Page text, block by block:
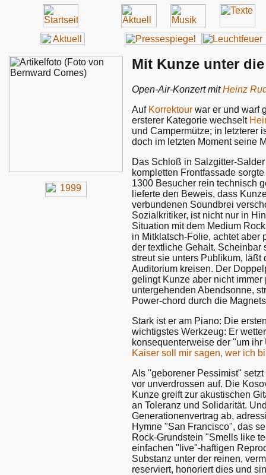
Mit Kunze unter
Open-Air-Konzert mitHeinz
Auf Korrektour war er und warf
ersterer Kategorie wechselt
und Campermütze; in letzterer
doch im letzten Moment seine
Das Schloß in Salzgitter-
kompletten Frontfassade
1300 Besucher rein technisch
lieferte den Beweis, dass
verbundenen Soundbrei
Sozialkritiker, ist nicht nur in
Situation mit dem Medium
in Mitklatsch-Folie, achtet aber
der textliche Gehalt.
streut sie unters Publikum,
Auditorium kreisen. Der
gelingt Kunze aber nicht immer
untergehenden Abendsonne,
Power-chord durch die
Stark ist er am Piano: Die
wichtigstes Werkzeug: Er
konsequenterweise der "um
Kaiser soll mir sagen, wer ich
Als "geborener Pessimist"
vor unverdrossen auf. Die
Kunze greift zur akustischen
an Toleranz und Solidarität.
Generationenvertrag ab,
Hymne "San Francisco", das
Rock-Grundstein "Smells like
einfachen "live"-haftigen
Substanz unter der reinen,
reserviert, honoriert dies und